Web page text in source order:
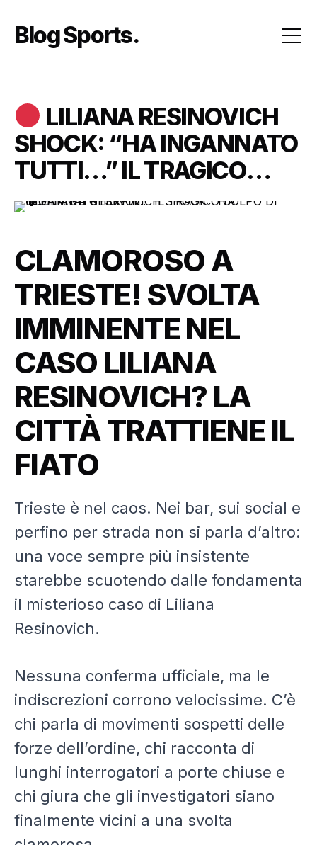
content
Blog Sports
LILIANA RESINOVICH
SHOCK: “HA INGANNATO
TUTTI…” IL TRAGICO
COLPO DI SCENA SU
CLAMOROSO A
TRIESTE! SVOLTA
IMMINENTE NEL
CASO LILIANA
RESINOVICH? LA
CITTÀ TRATTIENE IL
FIATO
Trieste è nel caos. Nei bar, sui social e
perfino per strada non si parla d’altro:
una voce sempre più insistente
starebbe scuotendo dalle fondamenta
il misterioso caso di Liliana
Resinovich.
Nessuna conferma ufficiale, ma le
indiscrezioni corrono velocissime. C’è
chi parla di movimenti sospetti delle
forze dell’ordine, chi racconta di
lunghi interrogatori a porte chiuse e
chi giura che gli investigatori siano
finalmente vicini a una svolta